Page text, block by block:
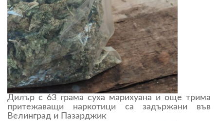
Дилър с 63 грама суха марихуана и още трима
притежаващи наркотици са задържани във
Велинград и Пазарджик